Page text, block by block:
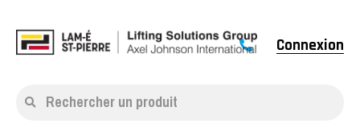
Rechercher un produit
Connexion